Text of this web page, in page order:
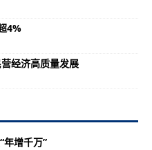
4%
经济高质量发展
年增千万”